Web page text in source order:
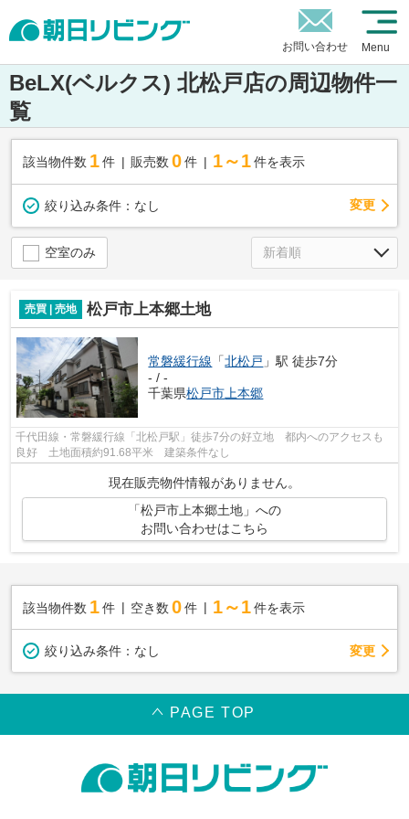
お問い合わせ Menu
BeLX(ベルクス) 北松戸店の周辺物件一
覧
該当物件数 1件 販売数 0 件 1～1 件を表示
絞り込み条件： なし 変更
空室のみ
売買 | 売地 松戸市上本郷土地
常磐緩行線 「北松戸 」駅 徒歩7分
- / -
千葉県松戸市 上本郷
千代田線・常磐緩行線「北松戸駅」徒歩7分の好立地 都内へのアクセスも
良好 土地面積約91.68平米 建築条件なし
現在販売物件情報がありません。
「松戸市上本郷土地」への
お問い合わせはこちら
該当物件数 1件 空き数 0 件 1～1 件を表示
絞り込み条件： なし 変更
PAGE TOP